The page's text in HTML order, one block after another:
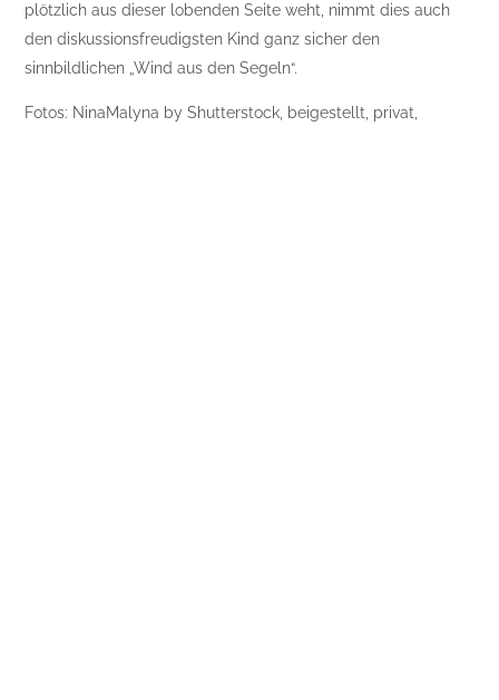
plötzlich aus dieser lobenden Seite weht, nimmt dies auch
den diskussionsfreudigsten Kind ganz sicher den
sinnbildlichen „Wind aus den Segeln“.
Fotos: NinaMalyna by Shutterstock, beigestellt, privat,